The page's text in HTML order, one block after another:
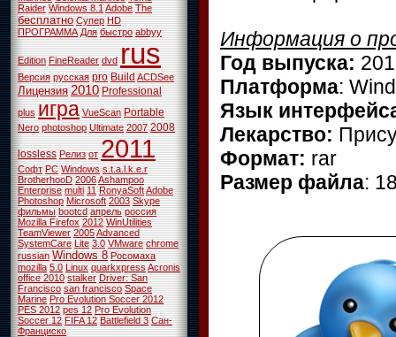
Raider Windows 8.1Adobe The
бесплатно Супер HD
ПРОГРАММА Для быстро abbyy
Edition FineReader dvd rus
Версия русская pro BuildACDSee
Лицензия 2010 Professional
plus игра VueScan Portable
Nero photoshop Ultimate 2007 2008
lossless Релиз от 2011
Софт PC Windows s.t.a.l.k.e.r
BrotherhooD 2006Ashampoo
Enterprise multi 11 RonyaSoftAdobe
Photoshop Microsoft 2003 Skype
фильмы bootcd апрель россия
Mozilla Firefox 2012 WinUtilities
TeamViewer 2005Advanced
SystemCare Lite 3.0 VMware chrome
russian Windows 8 Росомаха
mozilla 5.0 Linux quarkxpressAcronis
office 2010 stalker Driver: San
Francisco san francisco Space
Marine Pro Evolution Soccer 2012
PES 2012 pes 12 Pro Evolution
Soccer 12 FIFA 12 Battlefield 3 Сан-
Франциско
Информация о
Год выпуска:
Платформа:
Язык
Лекарство:
Формат: rar
Размер файла: